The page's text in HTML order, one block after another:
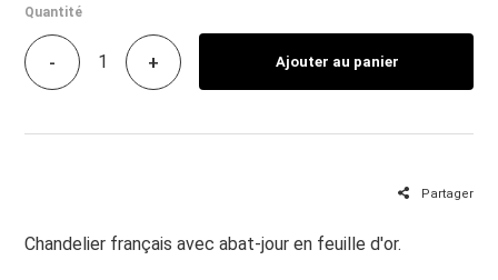
Quantité
- + Ajouter au panier
Partager
Chandelier français avec abat-jour en feuille d'or.